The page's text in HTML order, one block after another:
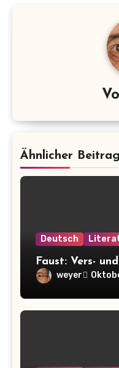
Ähnlicher Beitrag
Deutsch
Faust: Vers-
weyer